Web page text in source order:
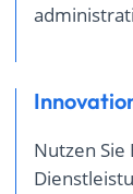
Nutzen Sie